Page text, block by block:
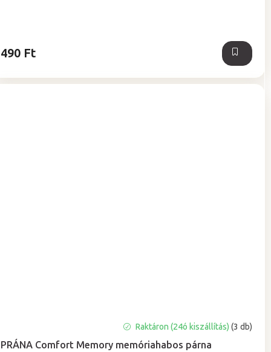
490 Ft
PRÁNA Comfort Memory memóriahabos párna
termék
Raktáron (24ó kiszállítás)(3 db)